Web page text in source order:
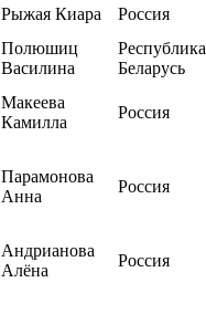
Рыжая Киара Россия
Полюшиц
Василина
Республика
Беларусь
Макеева
Камилла
Россия
Парамонова
Анна
Россия
Андрианова
Алёна
Россия